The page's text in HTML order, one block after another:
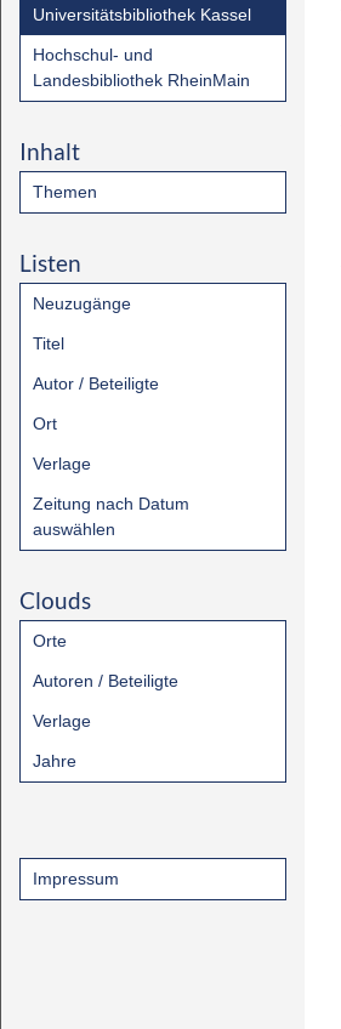
Universitätsbibliothek Kassel
Hochschul- und
Landesbibliothek RheinMain
Inhalt
Themen
Listen
Neuzugänge
Titel
Autor / Beteiligte
Ort
Verlage
Zeitung nach Datum
auswählen
Clouds
Orte
Autoren / Beteiligte
Verlage
Jahre
Impressum